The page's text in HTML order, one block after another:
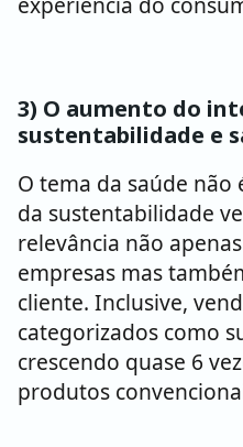
3) O aumento do
sustentabilidade e
O tema da saúde
da sustentabilidade
relevância não
empresas mas
cliente. Inclusive,
categorizados como
crescendo quase 6
produtos